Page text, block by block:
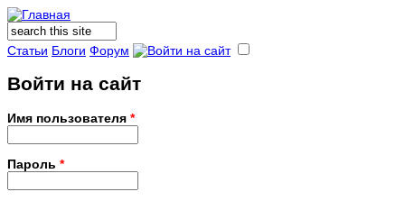
Форма поиска
Поиск
Статьи Блоги Форум
Войти на сайт
Имя пользователя *
Пароль *